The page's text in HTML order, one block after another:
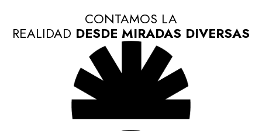
CONTAMOS LA
REALIDAD DESDE MIRADAS DIVERSAS